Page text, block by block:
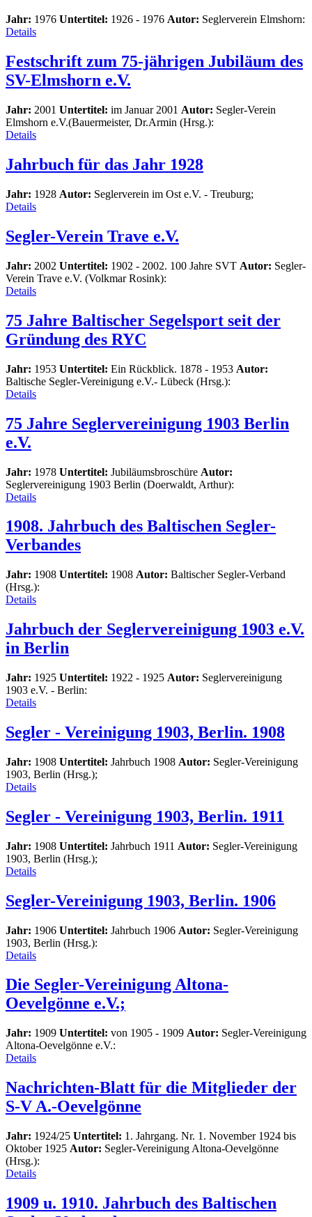
Jahr: 1976 Untertitel: 1926 - 1976 Autor: Seglerverein Elmshorn:
Details
Festschrift zum 75-jährigen Jubiläum des
SV-Elmshorn e.V.
Jahr: 2001 Untertitel: im Januar 2001 Autor: Segler-Verein
Elmshorn e.V.(Bauermeister, Dr.Armin (Hrsg.):
Details
Jahrbuch für das Jahr 1928
Jahr: 1928 Autor: Seglerverein im Ost e.V. - Treuburg;
Details
Segler-Verein Trave e.V.
Jahr: 2002 Untertitel: 1902 - 2002. 100 Jahre SVT Autor: Segler-
Verein Trave e.V. (Volkmar Rosink):
Details
75 Jahre Baltischer Segelsport seit der
Gründung des RYC
Jahr: 1953 Untertitel: Ein Rückblick. 1878 - 1953 Autor:
Baltische Segler-Vereinigung e.V.- Lübeck (Hrsg.):
Details
75 Jahre Seglervereinigung 1903 Berlin
e.V.
Jahr: 1978 Untertitel: Jubiläumsbroschüre Autor:
Seglervereinigung 1903 Berlin (Doerwaldt, Arthur):
Details
1908. Jahrbuch des Baltischen Segler-
Verbandes
Jahr: 1908 Untertitel: 1908 Autor: Baltischer Segler-Verband
(Hrsg.):
Details
Jahrbuch der Seglervereinigung 1903 e.V.
in Berlin
Jahr: 1925 Untertitel: 1922 - 1925 Autor: Seglervereinigung
1903 e.V. - Berlin:
Details
Segler - Vereinigung 1903, Berlin. 1908
Jahr: 1908 Untertitel: Jahrbuch 1908 Autor: Segler-Vereinigung
1903, Berlin (Hrsg.);
Details
Segler - Vereinigung 1903, Berlin. 1911
Jahr: 1908 Untertitel: Jahrbuch 1911 Autor: Segler-Vereinigung
1903, Berlin (Hrsg.);
Details
Segler-Vereinigung 1903, Berlin. 1906
Jahr: 1906 Untertitel: Jahrbuch 1906 Autor: Segler-Vereinigung
1903, Berlin (Hrsg.):
Details
Die Segler-Vereinigung Altona-
Oevelgönne e.V.;
Jahr: 1909 Untertitel: von 1905 - 1909 Autor: Segler-Vereinigung
Altona-Oevelgönne e.V.:
Details
Nachrichten-Blatt für die Mitglieder der
S-V A.-Oevelgönne
Jahr: 1924/25 Untertitel: 1. Jahrgang. Nr. 1. November 1924 bis
Oktober 1925 Autor: Segler-Vereinigung Altona-Oevelgönne
(Hrsg.):
Details
1909 u. 1910. Jahrbuch des Baltischen